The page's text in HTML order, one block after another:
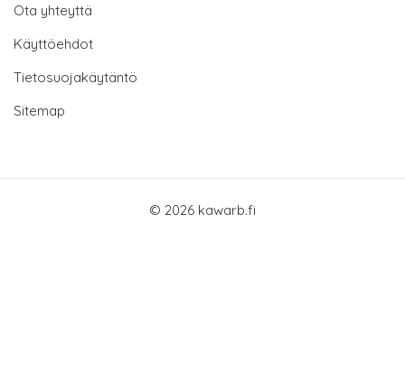
Ota yhteyttä
Käyttöehdot
Tietosuojakäytäntö
Sitemap
© 2026 kawarb.fi